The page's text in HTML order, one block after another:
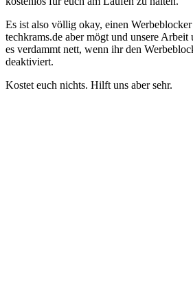
Es ist also völlig okay, einen
techkrams.de aber mögt und unsere
es verdammt nett, wenn ihr den
deaktiviert.
Kostet euch nichts. Hilft uns aber sehr.